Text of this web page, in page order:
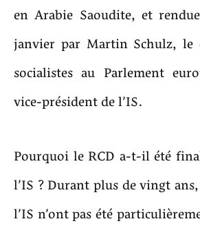
en Arabie Saoudite, et
janvier par Martin Schulz, le
socialistes au Parlement
vice-président de l’IS.
Pourquoi le RCD a-t-il été
l’IS ? Durant plus de vingt
l’IS n’ont pas été